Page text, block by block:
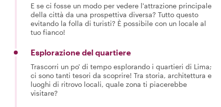
E se ci fosse un modo per vedere l'attrazione principale
della città da una prospettiva diversa? Tutto questo
evitando la folla di turisti? È possibile con un locale al
tuo fianco!
Esplorazione del quartiere
Trascorri un po' di tempo esplorando i quartieri di Lima;
ci sono tanti tesori da scoprire! Tra storia, architettura e
luoghi di ritrovo locali, quale zona ti piacerebbe
visitare?